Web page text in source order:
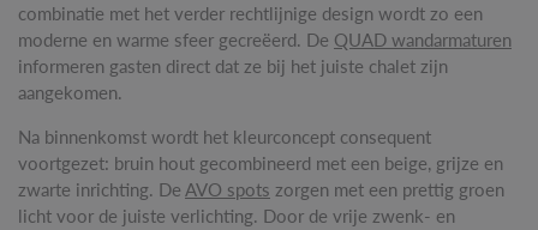
combinatie met het verder rechtlijnige design wordt zo een
moderne en warme sfeer gecreëerd. De QUAD wandarmaturen
informeren gasten direct dat ze bij het juiste chalet zijn
aangekomen.
Na binnenkomst wordt het kleurconcept consequent
voortgezet: bruin hout gecombineerd met een beige, grijze en
zwarte inrichting. De AVO spots zorgen met een prettig groen
licht voor de juiste verlichting. Door de vrije zwenk- en